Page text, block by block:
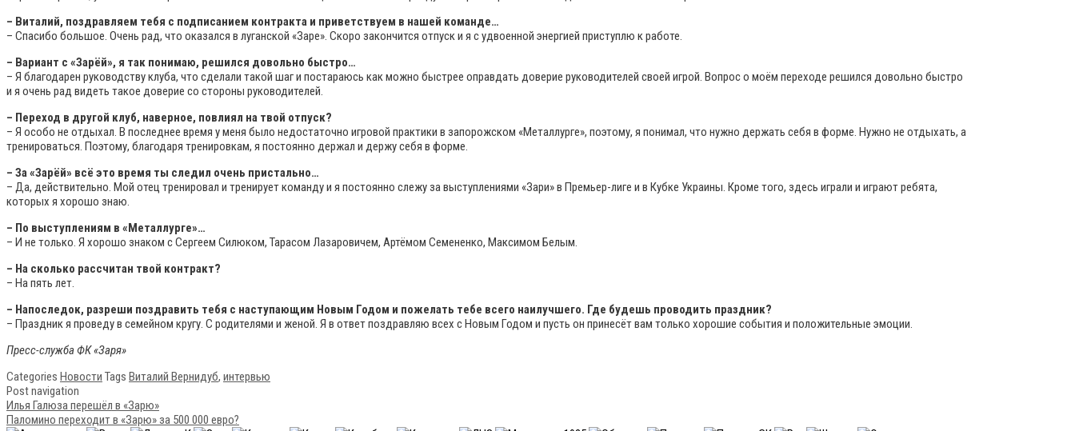
– Виталий, поздравляем тебя с подписанием контракта и приветствуем в нашей команде…
– Спасибо большое. Очень рад, что оказался в луганской «Заре». Скоро закончится отпуск и я с удвоенной энергией приступлю к работе.
– Вариант с «Зарёй», я так понимаю, решился довольно быстро…
– Я благодарен руководству клуба, что сделали такой шаг и постараюсь как можно быстрее оправдать доверие руководителей своей игрой. Вопрос о моём переходе решился довольно быстро
и я очень рад видеть такое доверие со стороны руководителей.
– Переход в другой клуб, наверное, повлиял на твой отпуск?
– Я особо не отдыхал. В последнее время у меня было недостаточно игровой практики в запорожском «Металлурге», поэтому, я понимал, что нужно держать себя в форме. Нужно не отдыхать, а
тренироваться. Поэтому, благодаря тренировкам, я постоянно держал и держу себя в форме.
– За «Зарёй» всё это время ты следил очень пристально…
– Да, действительно. Мой отец тренировал и тренирует команду и я постоянно слежу за выступлениями «Зари» в Премьер-лиге и в Кубке Украины. Кроме того, здесь играли и играют ребята,
которых я хорошо знаю.
– По выступлениям в «Металлурге»…
– И не только. Я хорошо знаком с Сергеем Силюком, Тарасом Лазаровичем, Артёмом Семененко, Максимом Белым.
– На сколько рассчитан твой контракт?
– На пять лет.
– Напоследок, разреши поздравить тебя с наступающим Новым Годом и пожелать тебе всего наилучшего. Где будешь проводить праздник?
– Праздник я проведу в семейном кругу. С родителями и женой. Я в ответ поздравляю всех с Новым Годом и пусть он принесёт вам только хорошие события и положительные эмоции.
Пресс-служба ФК «Заря»
Categories Новости Tags Виталий Вернидуб, интервью
Post navigation
Илья Галюза перешёл в «Зарю»
Паломино переходит в «Зарю» за 500 000 евро?